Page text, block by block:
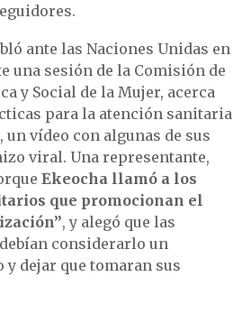
ante las Naciones Unidas en
una sesión de la Comisión de
y Social de la Mujer, acerca
para la atención sanitaria
vídeo con algunas de sus
viral. Una representante,
Ekeocha llamó a los
que promocionan el
, y alegó que las
considerarlo un
dejar que tomaran sus